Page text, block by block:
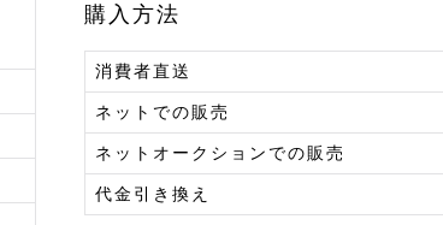
購入方法
消費者直送
ネットでの販売
ネットオークションでの販売
代金引き換え